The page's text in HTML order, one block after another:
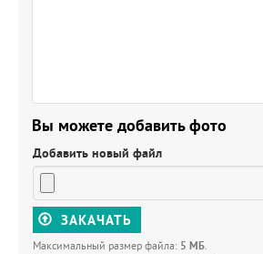
Вы можете добавить фото
Добавить новый файл
ЗАКАЧАТЬ
Максимальный размер файла: 5 МБ.